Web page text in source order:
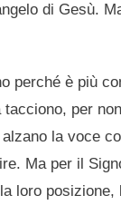
di Gesù.
perché è più
per
la voce
Ma per il
loro